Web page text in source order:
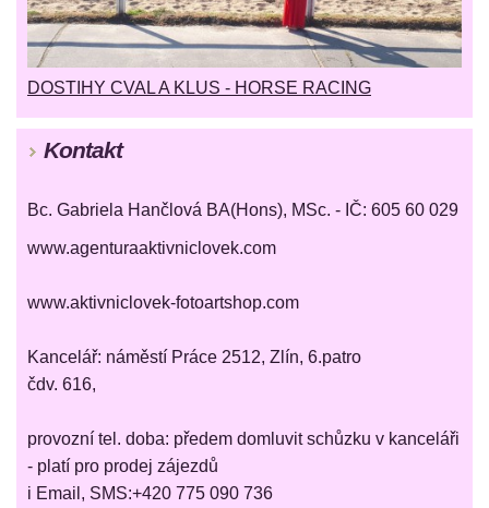
DOSTIHY CVAL A KLUS - HORSE RACING
Kontakt
Bc. Gabriela Hančlová BA(Hons), MSc. - IČ: 605 60 029
www.agenturaaktivniclovek.com
www.aktivniclovek-fotoartshop.com
Kancelář: náměstí Práce 2512, Zlín, 6.patro
čdv. 616,
provozní tel. doba: předem domluvit schůzku v kanceláři
- platí pro prodej zájezdů
i Email, SMS:+420 775 090 736